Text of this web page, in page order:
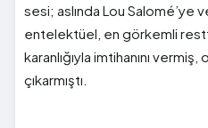
sesi; aslında Lou Salomé’ye
entelektüel, en görkemli
karanlığıyla imtihanını
çıkarmıştı.